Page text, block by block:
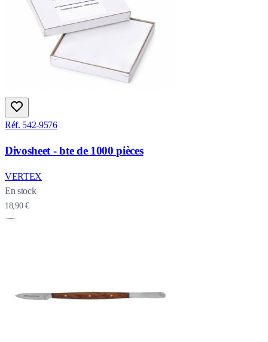
Réf. 542-9576
Divosheet - bte de 1000 pièces
VERTEX
En stock
18,90 €